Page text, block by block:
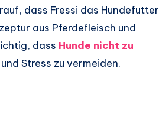
dass Fressi das Hundefutter
aus Pferdefleisch und
dass Hunde nicht zu
Stress zu vermeiden.